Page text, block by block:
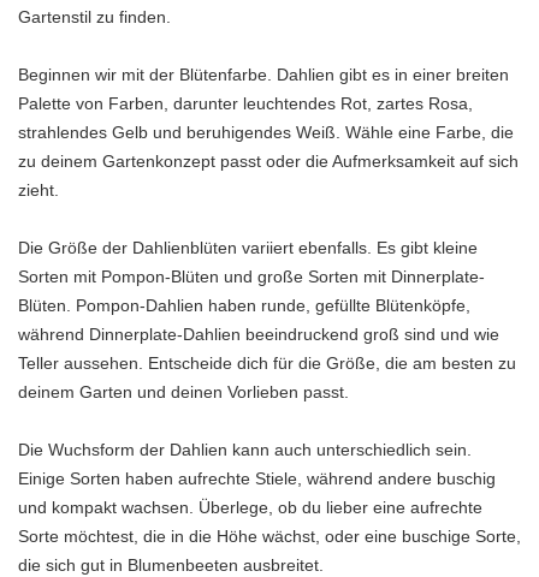
Gartenstil zu finden.
Beginnen wir mit der Blütenfarbe. Dahlien gibt es in einer breiten
Palette von Farben, darunter leuchtendes Rot, zartes Rosa,
strahlendes Gelb und beruhigendes Weiß. Wähle eine Farbe, die
zu deinem Gartenkonzept passt oder die Aufmerksamkeit auf sich
zieht.
Die Größe der Dahlienblüten variiert ebenfalls. Es gibt kleine
Sorten mit Pompon-Blüten und große Sorten mit Dinnerplate-
Blüten. Pompon-Dahlien haben runde, gefüllte Blütenköpfe,
während Dinnerplate-Dahlien beeindruckend groß sind und wie
Teller aussehen. Entscheide dich für die Größe, die am besten zu
deinem Garten und deinen Vorlieben passt.
Die Wuchsform der Dahlien kann auch unterschiedlich sein.
Einige Sorten haben aufrechte Stiele, während andere buschig
und kompakt wachsen. Überlege, ob du lieber eine aufrechte
Sorte möchtest, die in die Höhe wächst, oder eine buschige Sorte,
die sich gut in Blumenbeeten ausbreitet.